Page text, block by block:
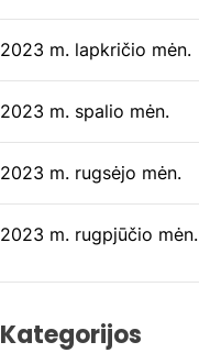
2023 m. lapkričio mėn.
2023 m. spalio mėn.
2023 m. rugsėjo mėn.
2023 m. rugpjūčio mėn.
Kategorijos